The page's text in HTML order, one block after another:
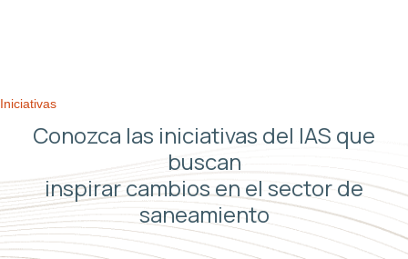
Iniciativas
Conozca las iniciativas del IAS que
buscan
inspirar cambios en el sector de
saneamiento